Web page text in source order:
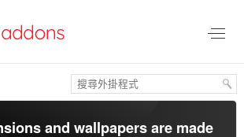
and wallpapers are made